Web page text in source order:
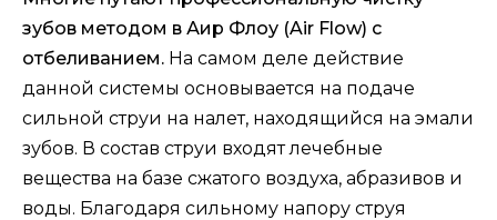
зубов методом в Аир Флоу (Air Flow) с
отбеливанием. На самом деле действие
данной системы основывается на подаче
сильной струи на налет, находящийся на эмали
зубов. В состав струи входят лечебные
вещества на базе сжатого воздуха, абразивов и
воды. Благодаря сильному напору струя